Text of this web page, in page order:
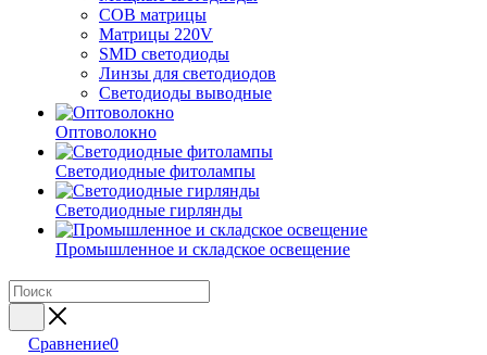
COB матрицы
Матрицы 220V
SMD светодиоды
Линзы для светодиодов
Светодиоды выводные
Оптоволокно
Светодиодные фитолампы
Светодиодные гирлянды
Промышленное и складское освещение
Сравнение0